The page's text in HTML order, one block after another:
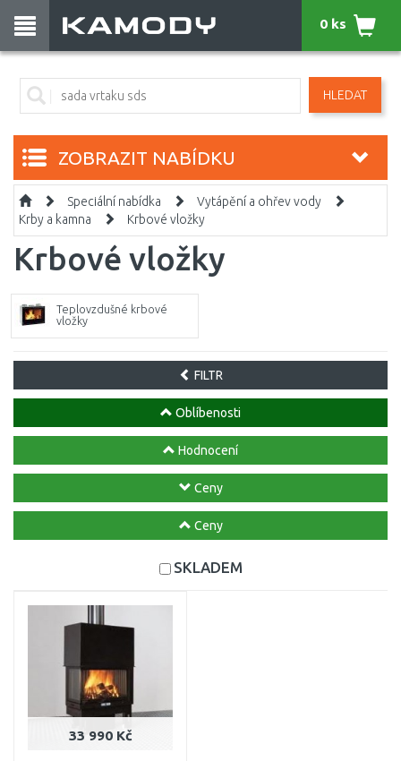
HLEDAT
0 ks
ZOBRAZIT NABÍDKU
Speciální nabídka
Vytápění a ohřev vody
Krby a kamna
Krbové vložky
Krbové vložky
Teplovzdušné krbové
vložky
FILTR
Oblíbenosti
Hodnocení
Ceny
Ceny
SKLADEM
33 990 Kč